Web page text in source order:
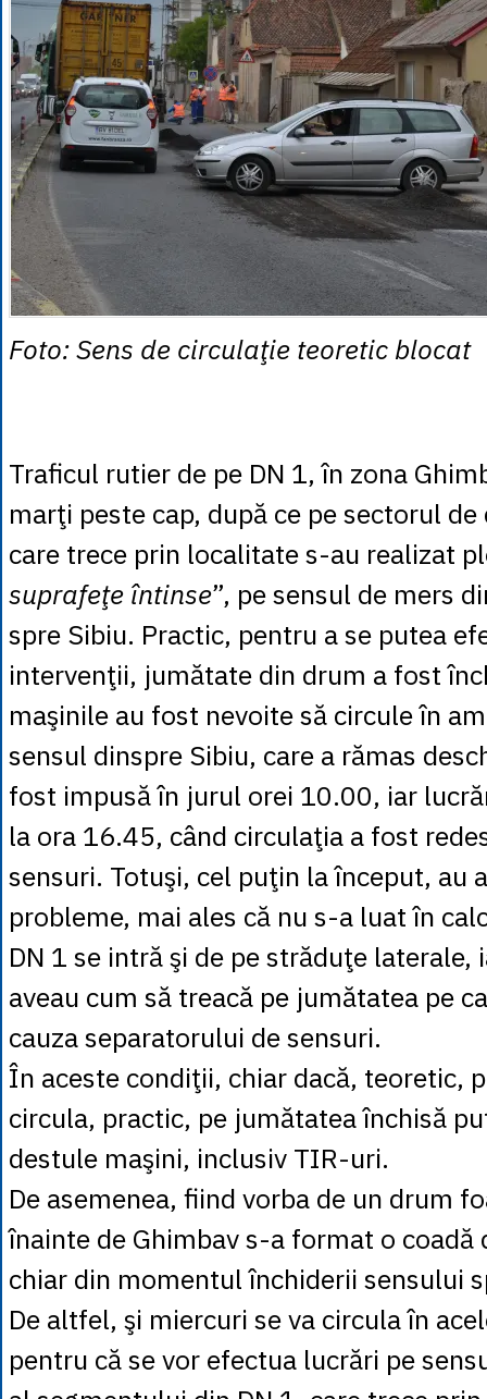
Foto: Sens de circulaţie teoretic blocat
Traficul rutier de pe DN 1, în zona
marţi peste cap, după ce pe sectorul
care trece prin localitate s-au realizat
suprafeţe întinse”, pe sensul de mers
spre Sibiu. Practic, pentru a se putea
intervenţii, jumătate din drum a fost
maşinile au fost nevoite să circule în
sensul dinspre Sibiu, care a rămas
fost impusă în jurul orei 10.00, iar
la ora 16.45, când circulaţia a fost
sensuri. Totuşi, cel puţin la început, au
probleme, mai ales că nu s-a luat în
DN 1 se intră şi de pe străduţe laterale,
aveau cum să treacă pe jumătatea pe
cauza separatorului de sensuri.
În aceste condiţii, chiar dacă, teoretic,
circula, practic, pe jumătatea închisă
destule maşini, inclusiv TIR-uri.
De asemenea, fiind vorba de un drum
înainte de Ghimbav s-a format o coadă
chiar din momentul închiderii sensului
De altfel, şi miercuri se va circula în
pentru că se vor efectua lucrări pe